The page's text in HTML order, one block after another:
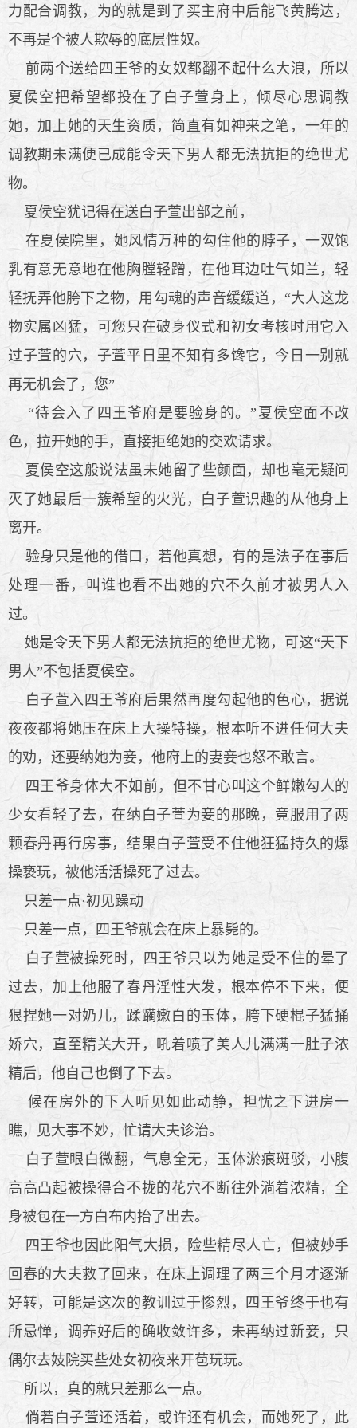
力配合调教，为的就是到了买主府中后能飞黄腾达，
不再是个被人欺辱的底层性奴。
前两个送给四王爷的女奴都翻不起什么大浪，所以
夏侯空把希望都投在了白子萱身上，倾尽心思调教
她，加上她的天生资质，简直有如神来之笔，一年的
调教期未满便已成能令天下男人都无法抗拒的绝世尤
物。
夏侯空犹记得在送白子萱出部之前，
在夏侯院里，她风情万种的勾住他的脖子，一双饱
乳有意无意地在他胸膛轻蹭，在他耳边吐气如兰，轻
轻抚弄他胯下之物，用勾魂的声音缓缓道，“大人这龙
物实属凶猛，可您只在破身仪式和初女考核时用它入
过子萱的穴，子萱平日里不知有多馋它，今日一别就
再无机会了，您”
“待会入了四王爷府是要验身的。”夏侯空面不改
色，拉开她的手，直接拒绝她的交欢请求。
夏侯空这般说法虽未她留了些颜面，却也毫无疑问
灭了她最后一簇希望的火光，白子萱识趣的从他身上
离开。
验身只是他的借口，若他真想，有的是法子在事后
处理一番，叫谁也看不出她的穴不久前才被男人入
过。
她是令天下男人都无法抗拒的绝世尤物，可这“天下
男人”不包括夏侯空。
白子萱入四王爷府后果然再度勾起他的色心，据说
夜夜都将她压在床上大操特操，根本听不进任何大夫
的劝，还要纳她为妾，他府上的妻妾也怒不敢言。
四王爷身体大不如前，但不甘心叫这个鲜嫩勾人的
少女看轻了去，在纳白子萱为妾的那晚，竟服用了两
颗春丹再行房事，结果白子萱受不住他狂猛持久的爆
操亵玩，被他活活操死了过去。
只差一点·初见躁动
只差一点，四王爷就会在床上暴毙的。
白子萱被操死时，四王爷只以为她是受不住的晕了
过去，加上他服了春丹淫性大发，根本停不下来，便
狠捏她一对奶儿，蹂躏嫩白的玉体，胯下硬棍子猛捅
娇穴，直至精关大开，吼着喷了美人儿满满一肚子浓
精后，他自己也倒了下去。
候在房外的下人听见如此动静，担忧之下进房一
瞧，见大事不妙，忙请大夫诊治。
白子萱眼白微翻，气息全无，玉体淤痕斑驳，小腹
高高凸起被操得合不拢的花穴不断往外淌着浓精，全
身被包在一方白布内抬了出去。
四王爷也因此阳气大损，险些精尽人亡，但被妙手
回春的大夫救了回来，在床上调理了两三个月才逐渐
好转，可能是这次的教训过于惨烈，四王爷终于也有
所忌惮，调养好后的确收敛许多，未再纳过新妾，只
偶尔去妓院买些处女初夜来开苞玩玩。
所以，真的就只差那么一点。
倘若白子萱还活着，或许还有机会，而她死了，此